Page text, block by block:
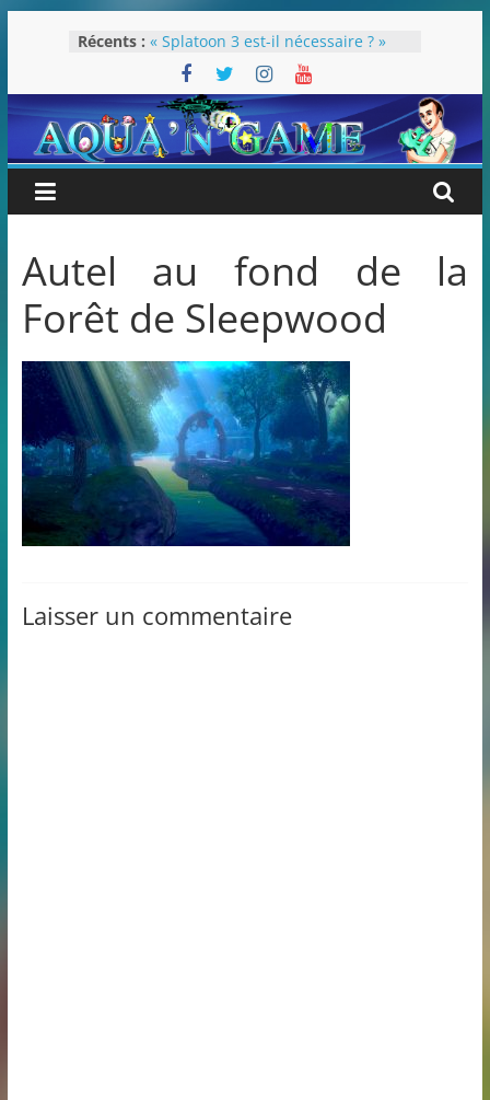
Récents : « Splatoon 3 est-il nécessaire ? »
« Dans les coulisses des JV Harry
Potter »
Pokémon Écarlate : ceci est une
révolution (ou pas) !
Attentes 2023
Rétrospective 2022
Autel au fond de la
Forêt de Sleepwood
Laisser un commentaire